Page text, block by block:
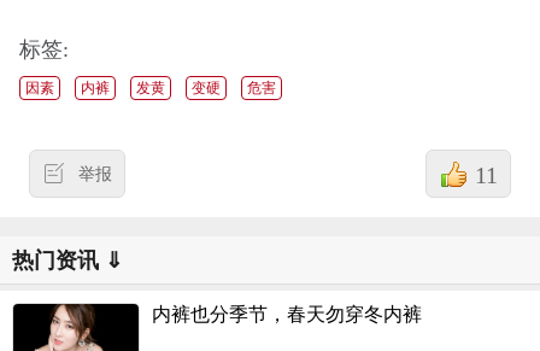
标签:
因素 内裤 发黄 变硬 危害
举报 11
热门资讯 ⇓
内裤也分季节，春天勿穿冬内裤